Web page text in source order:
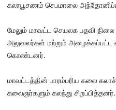
கலாபூசணம் செபமாலை
மேலும் மாவட்ட செயலக பதவி
அலுவலர்கள் மற்றும் அழைக்கப்பட்ட
கொண்டனர்.
மாவட்டத்தின் பாரம்பரிய கலை
கலைஞர்களும் கலந்து சிறப்பித்தனர்.